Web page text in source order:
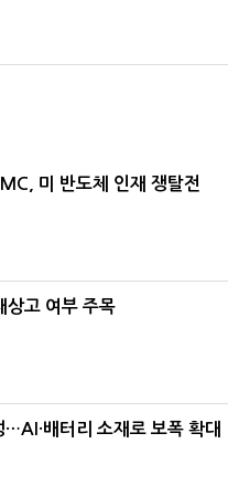
미 반도체 인재 쟁탈전
고 여부 주목
…AI·배터리 소재로 보폭 확대